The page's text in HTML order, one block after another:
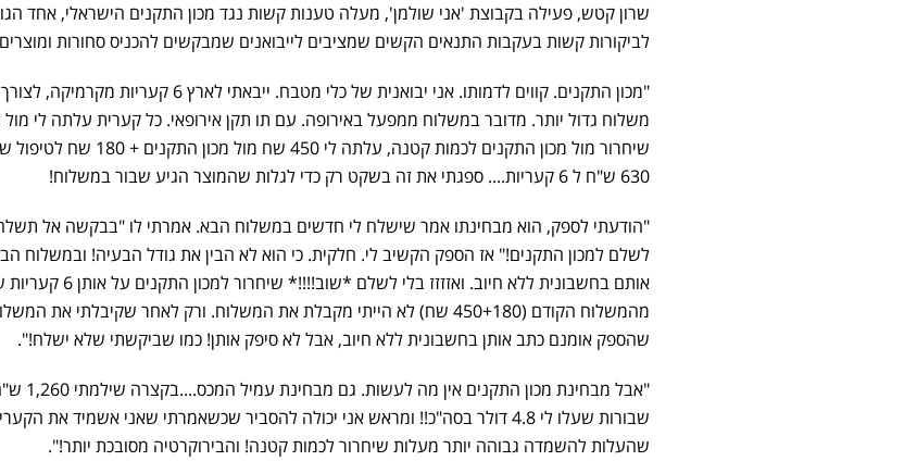
שרון קטש, פעילה בקבוצת 'אני שולמן', מעלה טענות קשות נגד מכון התקנים הישראלי, אחד
לביקורות קשות בעקבות התנאים הקשים שמציבים לייבואנים שמבקשים להכניס סחורות
"מכון התקנים. קווים לדמותו. אני יבואנית של כלי מטבח. ייבאתי
שיחרור מול מכון התקנים לכמות קטנה, עלתה
630 ש"ח ל 6 קעריות.... ספגתי את זה בשקט רק כדי לגלות שהמוצר הגיע שבור במשלוח!
"הודעתי לספק, הוא מבחינתו אמר שישלח לי חדשים במשלוח הבא. אמרתי לו "בבקשה אל
לשלם למכון התקנים!" אז הספק הקשיב לי. חלקית. כי הוא לא הבין את גודל הבעיה! ובמשלוח
אותם בחשבונית ללא חיוב. ואזזזז בלי לשלם *שוב!!!!*
מהמשלוח הקודם (450+180 שח) לא הייתי מקבלת את המשלוח. ורק לאחר שקיבלתי את
שהספק אומנם כתב אותן בחשבונית ללא חיוב, אבל לא סיפק אותן! כמו שביקשתי שלא ישלח!".
שבורות שעלו לי 4.8 דולר בסה"כ!! ומראש אני יכולה להסביר שכשאמרתי שאני אשמיד את
שהעלות להשמדה גבוהה יותר מעלות שיחרור לכמות קטנה! והבירוקרטיה מסובכת יותר!".